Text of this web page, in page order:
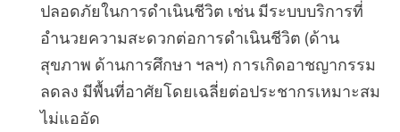
ปลอดภัยในการดำเนินชีวิต เช่น มีระบบบริการที่
อำนวยความสะดวกต่อการดำเนินชีวิต (ด้าน
สุขภาพ ด้านการศึกษา ฯลฯ) การเกิดอาชญากรรม
ลดลง มีพื้นที่อาศัยโดยเฉลี่ยต่อประชากรเหมาะสม
ไม่แออัด